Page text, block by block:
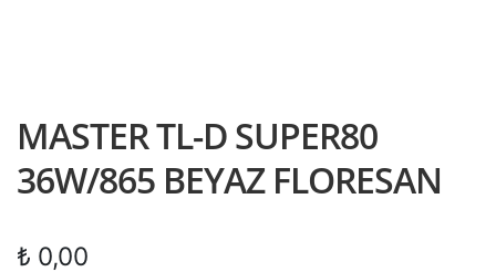
BANT / YAPIŞTIRICILAR
ŞALT MALZEMELERİ
Alt
KABLO
MASTER TL-D SUPER80
36W/865 BEYAZ FLORESAN
₺ 0,00